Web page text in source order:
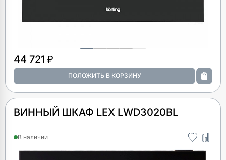
44 721 ₽
ВИННЫЙ ШКАФ LEX LWD3020BL
В наличии